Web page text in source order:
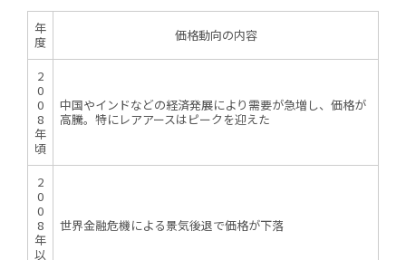
用語集
年
度
価格動向の内容
2
0
0
8
年
頃
中国やインドなどの経済発展により需要が急増し、価格が
高騰。特にレアアースはピークを迎えた
2
0
0
8
年
以
世界金融危機による景気後退で価格が下落